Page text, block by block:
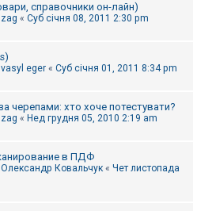
справочники он-лайн)
zag « Суб січня 08, 2011 2:30 pm
vasyl eger « Суб січня 01, 2011 8:34 pm
черепами: хто хоче потестувати?
zag « Нед грудня 05, 2010 2:19 am
в ПДФ
Олександр Ковальчук « Чет листопада